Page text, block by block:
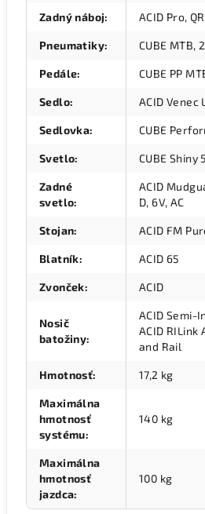
Zadný náboj: ACID Pro,
Pneumatiky: CUBE MTB,
Pedále: CUBE PP
Sedlo: ACID Venec
Sedlovka: CUBE
Svetlo: CUBE Shiny
Zadné
svetlo:
ACID
D, 6V, AC
Stojan: ACID FM
Blatník: ACID 65
Zvonček: ACID
Nosič
batožiny:
ACID Semi-
ACID
and Rail
Hmotnosť: 17,2 kg
Maximálna
hmotnosť
systému:
140 kg
Maximálna
hmotnosť
jazdca:
100 kg